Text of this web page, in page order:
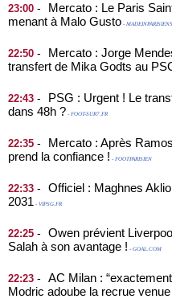
23:00 -
Mercato : Le Paris
menant à Malo Gusto -
22:50 -
Mercato : Jorge
transfert de Mika Godts au
22:43 -
PSG : Urgent ! Le
dans 48h ? - FOOT-SUR7.FR
22:35 -
Mercato : Après
prend la confiance ! - FOOTPARISIEN
22:33 -
Officiel : Maghnes
2031 - VIPSG.FR
22:25 -
Owen prévient
Salah à son avantage ! - GOAL.COM
22:23 -
AC Milan :
Modric adoube la recrue